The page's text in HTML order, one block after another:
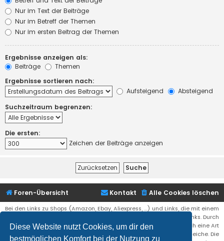
Diese Website nutzt Cookies, um dir den
bestmöglichen Komfort bei der Nutzung zu
Nur im Text der Beiträge
Nur im Betreff der Themen
Nur im ersten Beitrag der Themen
Ergebnisse anzeigen als:
Beiträge
Themen
Ergebnisse sortieren nach:
Aufsteigend
Absteigend
Suchzeitraum begrenzen:
Die ersten:
Zeichen der Beiträge anzeigen
Foren-Übersicht Alle Cookies löschen
Kontakt
Bei den Links zu Shops (Amazon, Ebay, Aliexpress, ...) und Links, die mit einem
Stern (*) markiert sind, kann es sich um sogenannte Affiliate Links. Durch
den Kauf eines Produktes über einen Affiliate Link erhälte ich eine Art
Umsatzbeteiligung gutgeschrieben. Für euch bleibt der Preis der gleiche. Die